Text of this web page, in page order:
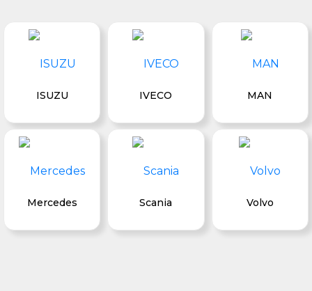
ISUZU IVECO MAN
Mercedes Scania Volvo